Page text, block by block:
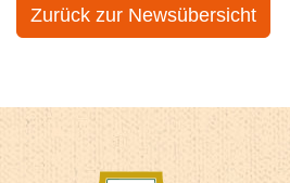
Zurück zur Newsübersicht